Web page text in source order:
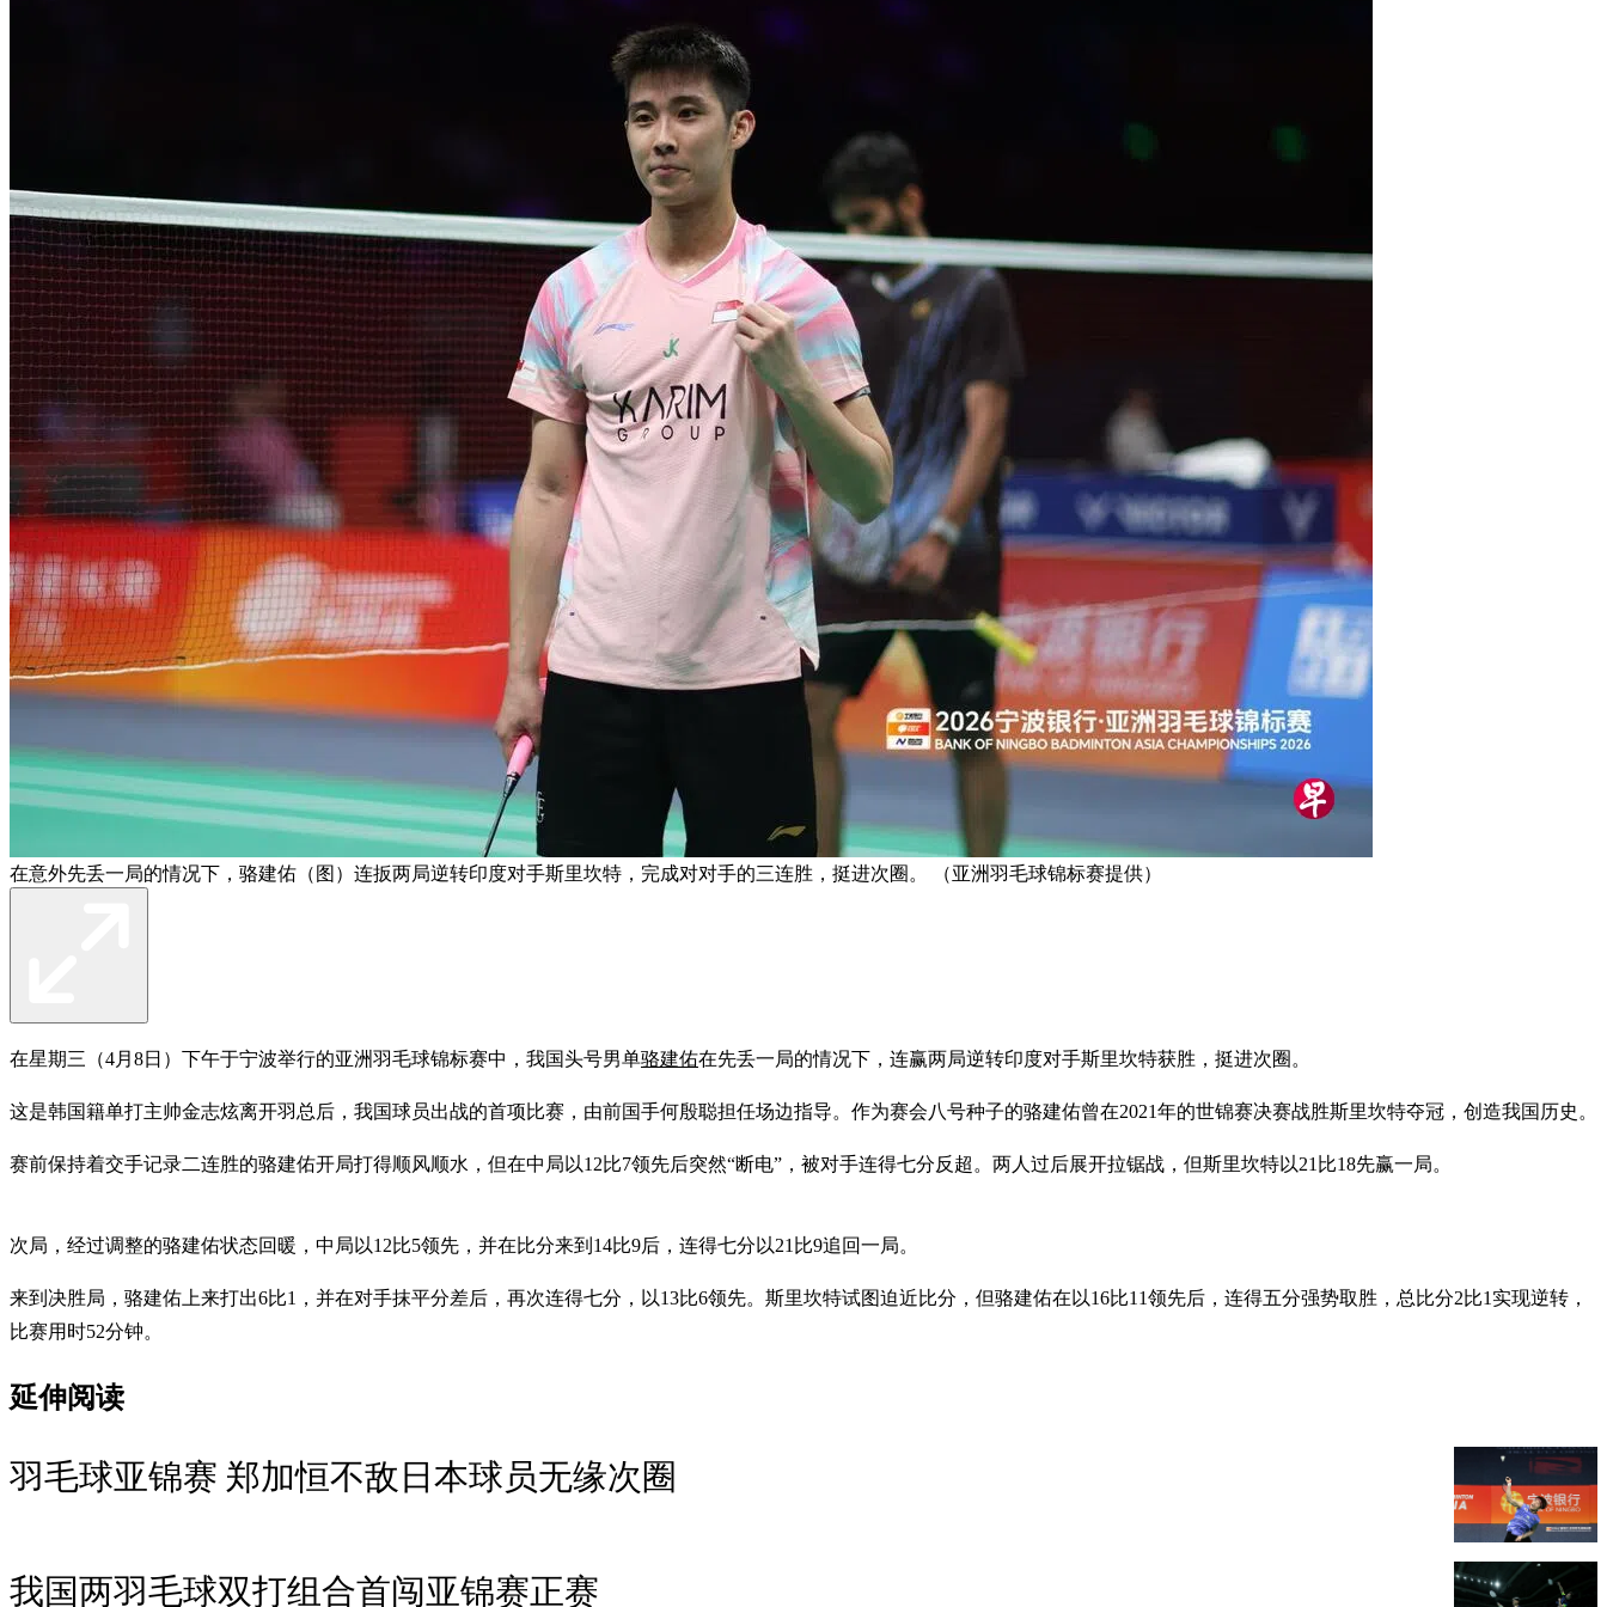
在意外先丢一局的情况下，骆建佑（图）连扳两局逆转印度对手斯里坎特，完成对对手的三连胜，挺进次圈。 （亚洲羽毛球锦标赛提供）
在星期三（4月8日）下午于宁波举行的亚洲羽毛球锦标赛中，我国头号男单骆建佑在先丢一局的情况下，连赢两局逆转印度对手斯里坎特获胜，挺进次圈。
这是韩国籍单打主帅金志炫离开羽总后，我国球员出战的首项比赛，由前国手何殷聪担任场边指导。作为赛会八号种子的骆建佑曾在2021年的世锦赛决赛战胜斯里坎特夺冠，创造我国历史。
赛前保持着交手记录二连胜的骆建佑开局打得顺风顺水，但在中局以12比7领先后突然“断电”，被对手连得七分反超。两人过后展开拉锯战，但斯里坎特以21比18先赢一局。
次局，经过调整的骆建佑状态回暖，中局以12比5领先，并在比分来到14比9后，连得七分以21比9追回一局。
来到决胜局，骆建佑上来打出6比1，并在对手抹平分差后，再次连得七分，以13比6领先。斯里坎特试图迫近比分，但骆建佑在以16比11领先后，连得五分强势取胜，总比分2比1实现逆转，
比赛用时52分钟。
延伸阅读
羽毛球亚锦赛 郑加恒不敌日本球员无缘次圈
我国两羽毛球双打组合首闯亚锦赛正赛